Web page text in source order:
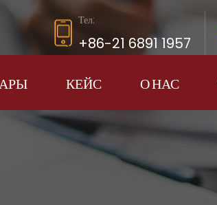
Тел:
+86-21 6891 1957
КЕЙС О НАС